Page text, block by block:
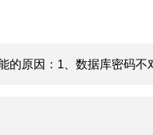
原因：1、数据库密码不